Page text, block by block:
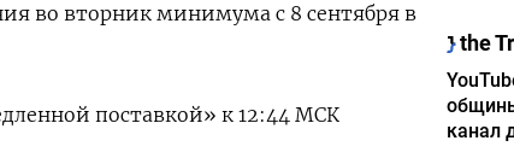
во вторник минимума с 8 сентября в
поставкой» к 12:44 МСК